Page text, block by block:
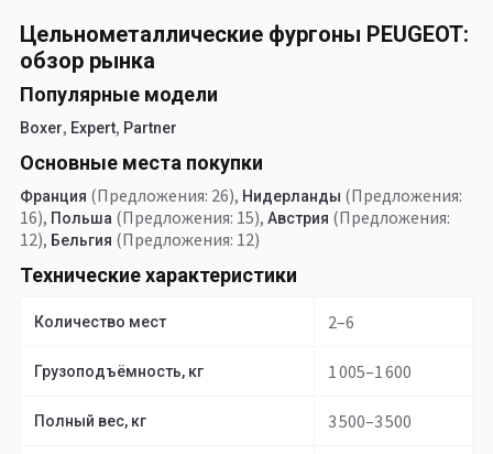
Цельнометаллические фургоны PEUGEOT:
обзор рынка
Популярные модели
Boxer, Expert, Partner
Основные места покупки
Франция (Предложения: 26), Нидерланды (Предложения:
16), Польша (Предложения: 15), Австрия (Предложения:
12), Бельгия (Предложения: 12)
Технические характеристики
Количество мест 2–6
Грузоподъёмность, кг 1 005–1 600
Полный вес, кг 3 500–3 500